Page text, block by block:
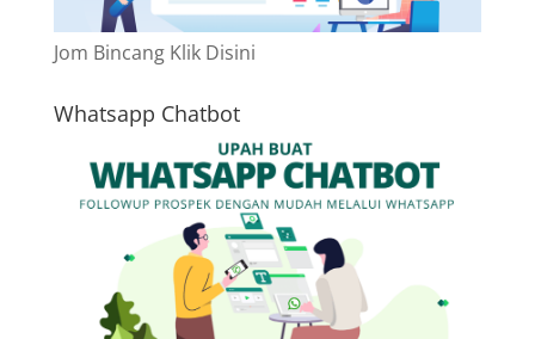
Jom Bincang Klik Disini
Whatsapp Chatbot